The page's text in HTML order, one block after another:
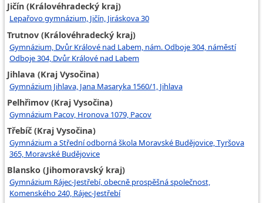
Jičín (Královéhradecký kraj)
Lepařovo gymnázium, Jičín, Jiráskova 30
Trutnov (Královéhradecký kraj)
Gymnázium, Dvůr Králové nad Labem, nám. Odboje 304, náměstí
Odboje 304, Dvůr Králové nad Labem
Jihlava (Kraj Vysočina)
Gymnázium Jihlava, Jana Masaryka 1560/1, Jihlava
Pelhřimov (Kraj Vysočina)
Gymnázium Pacov, Hronova 1079, Pacov
Třebíč (Kraj Vysočina)
Gymnázium a Střední odborná škola Moravské Budějovice, Tyršova
365, Moravské Budějovice
Blansko (Jihomoravský kraj)
Gymnázium Rájec-Jestřebí, obecně prospěšná společnost,
Komenského 240, Rájec-Jestřebí